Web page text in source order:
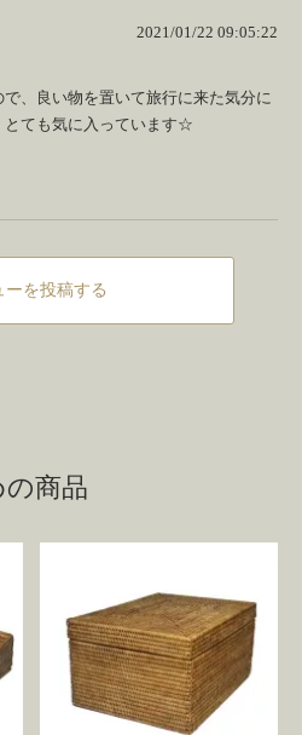
2021/01/22 09:05:22
、良い物を置いて旅行に来た気分に
とても気に入っています☆
ーを投稿する
商品